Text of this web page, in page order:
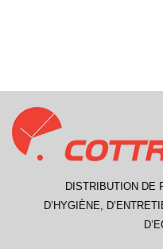
DISTRIBUTION DE
D’HYGIÈNE,